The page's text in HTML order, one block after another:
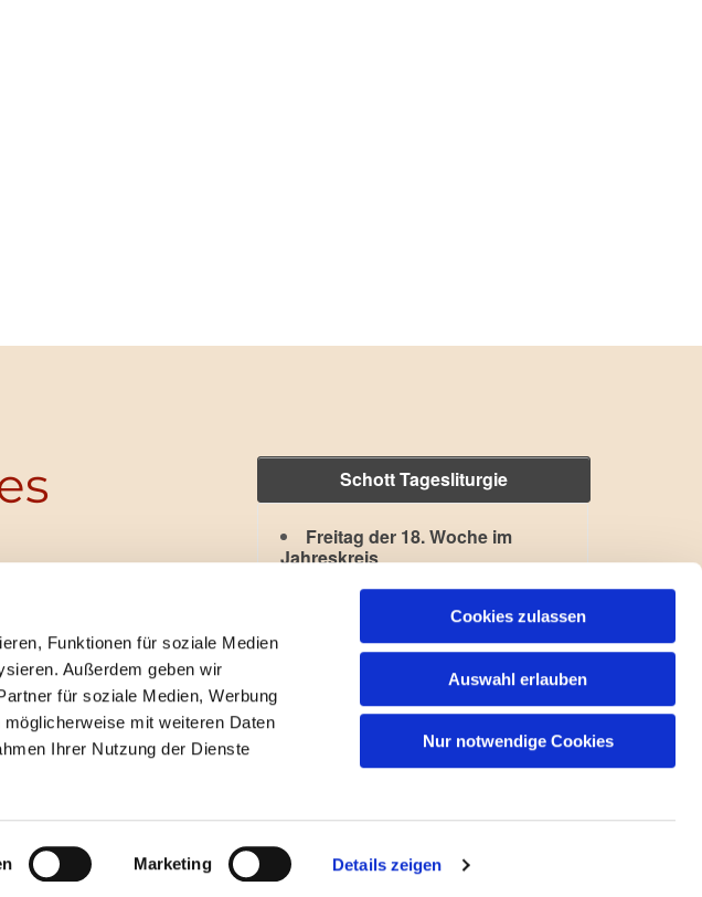
Funktionen für soziale Medien
Außerdem geben wir
für soziale Medien, Werbung
mit weiteren Daten
Ihrer Nutzung der Dienste
Marketing Details zeigen
Cookies zulassen
Auswahl erlauben
Nur notwendige Cookies
Schott Tagesliturgie
Freitag der 18. Woche im
Jahreskreis
Lesejahr: A II, Stb: II. Woche
ChurchDesk-Login